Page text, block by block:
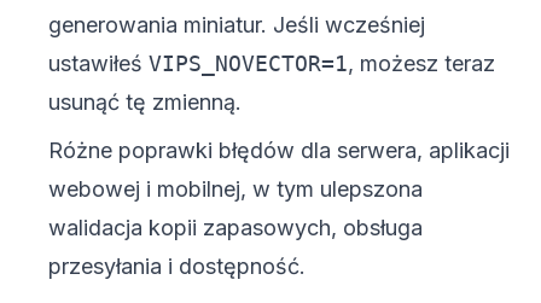
generowania miniatur. Jeśli wcześniej
ustawiłeś VIPS_NOVECTOR=1, możesz teraz
usunąć tę zmienną.
Różne poprawki błędów dla serwera, aplikacji
webowej i mobilnej, w tym ulepszona
walidacja kopii zapasowych, obsługa
przesyłania i dostępność.